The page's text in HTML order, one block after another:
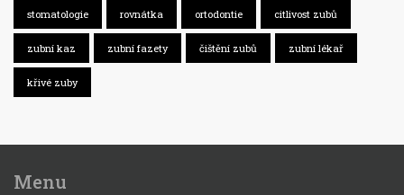
stomatologie rovnátka ortodontie citlivost zubů
zubní kaz zubní fazety čištění zubů zubní lékař
křivé zuby
Menu